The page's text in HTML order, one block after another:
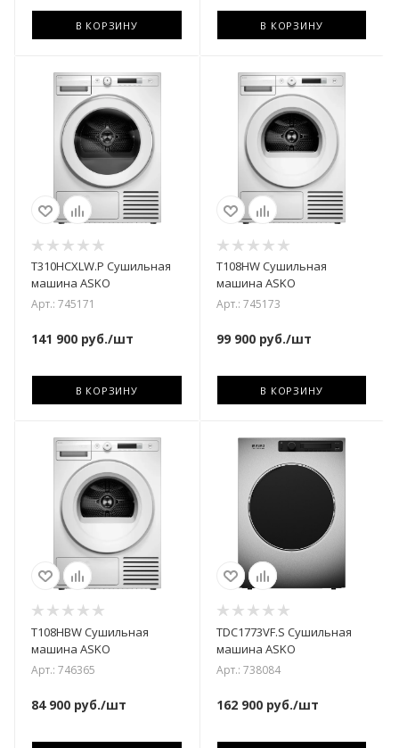
В КОРЗИНУ В КОРЗИНУ
T310HCXLW.P Сушильная
машина ASKO
Арт.: 745171
141 900 руб./шт
В КОРЗИНУ
T108HW Сушильная
машина ASKO
Арт.: 745173
99 900руб./шт
В КОРЗИНУ
T108HBW Сушильная
машина ASKO
Арт.: 746365
84 900 руб./шт
TDC1773VF.S Сушильная
машина ASKO
Арт.: 738084
162 900руб./шт